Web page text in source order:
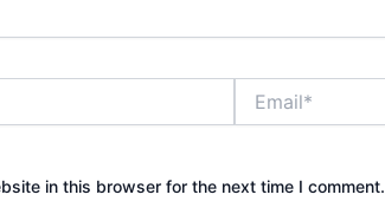
in this browser for the next time I comment.